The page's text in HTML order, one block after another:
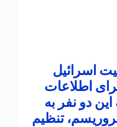
اسرائیل
اطلاعات
دو نفر به
تنظیم